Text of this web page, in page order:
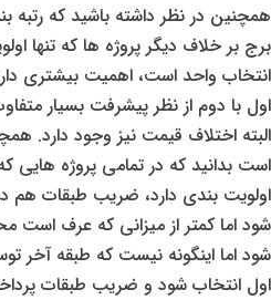
همچنین در نظر داشته باشید که رتبه
برج بر خلاف دیگر پروژه ها که تنها
انتخاب واحد است، اهمیت بیشتری
اول با دوم از نظر پیشرفت بسیار
البته اختلاف قیمت نیز وجود دارد.
است بدانید که در تمامی پروژه هایی که
اولویت بندی دارد، ضریب طبقات هم
شود اما کمتر از میزانی که عرف است
شود اما اینگونه نیست که طبقه آخر
اول انتخاب شود و ضریب طبقات